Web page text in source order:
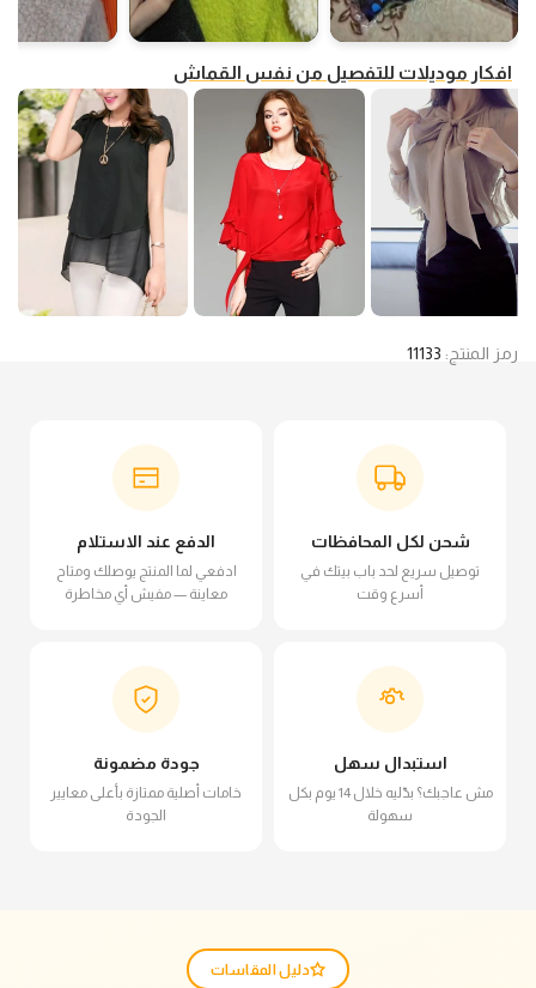
افكار موديلات للتفصيل من نفس القماش
رمز المنتج: 11133
شحن لكل المحافظات
توصيل سريع لحد باب بيتك في
أسرع وقت
الدفع عند الاستلام
ادفعي لما المنتج يوصلك ومتاح
معاينة — مفيش أي مخاطرة
استبدال سهل
مش عاجبك؟ بدّليه خلال 14 يوم بكل
سهولة
جودة مضمونة
خامات أصلية ممتازة بأعلى معايير
الجودة
دليل المقاسات